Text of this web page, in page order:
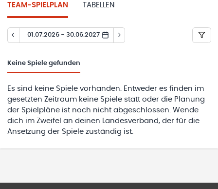
TEAM-SPIELPLAN TABELLEN
01.07.2026 - 30.06.2027
Keine Spiele gefunden
Es sind keine Spiele vorhanden. Entweder es finden im
gesetzten Zeitraum keine Spiele statt oder die Planung
der Spielpläne ist noch nicht abgeschlossen. Wende
dich im Zweifel an deinen Landesverband, der für die
Ansetzung der Spiele zuständig ist.